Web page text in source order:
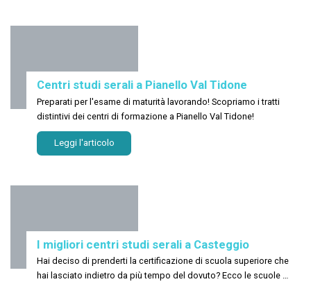
Centri studi serali a Pianello Val Tidone
Preparati per l'esame di maturità lavorando! Scopriamo i tratti
distintivi dei centri di formazione a Pianello Val Tidone!
Leggi l'articolo
I migliori centri studi serali a Casteggio
Hai deciso di prenderti la certificazione di scuola superiore che
hai lasciato indietro da più tempo del dovuto? Ecco le scuole a